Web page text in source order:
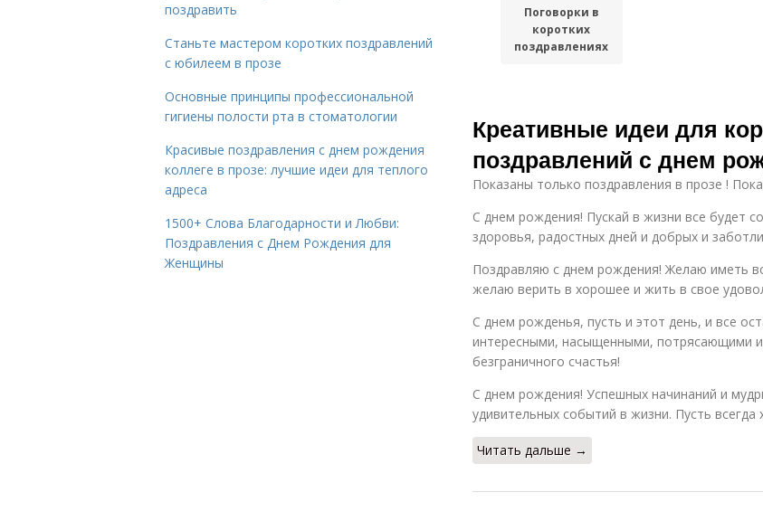
Поговорки в
коротких
поздравлениях
Креативные идеи для
поздравлений с днем
Показаны только поздравления в прозе !
С днем рождения! Пускай в жизни все будет
здоровья, радостных дней и добрых и
Поздравляю с днем рождения! Желаю иметь
желаю верить в хорошее и жить в свое
С днем рожденья, пусть и этот день, и все
интересными, насыщенными, потрясающими
безграничного счастья!
С днем рождения! Успешных начинаний и
удивительных событий в жизни. Пусть
Читать дальше →
поздравить
Станьте мастером коротких поздравлений
с юбилеем в прозе
Основные принципы профессиональной
гигиены полости рта в стоматологии
Красивые поздравления с днем рождения
коллеге в прозе: лучшие идеи для теплого
адреса
1500+ Слова Благодарности и Любви:
Поздравления с Днем Рождения для
Женщины